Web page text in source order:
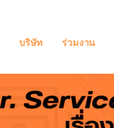
บริษัท ร่วมงาน